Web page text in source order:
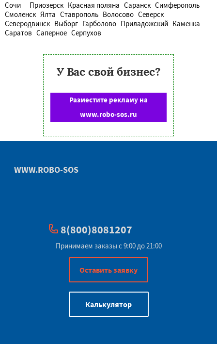
Сочи Приозерск Красная поляна Саранск Симферополь
Смоленск Ялта Ставрополь Волосово Северск
Северодвинск Выборг Гарболово Приладожский Каменка
Саратов Саперное Серпухов
У Вас свой бизнес?
Разместите рекламу на
www.robo-sos.ru
WWW.ROBO-SOS
8(800)8081207
Принимаем заказы с 9:00 до 21:00
Оставить заявку
Калькулятор